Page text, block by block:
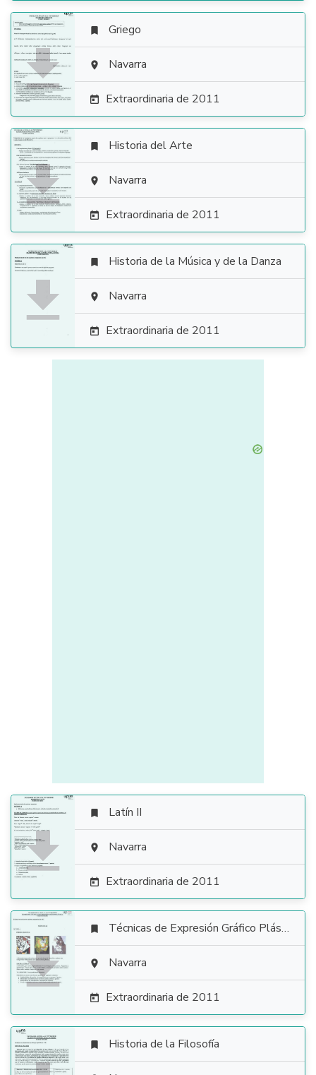

 Griego
 Navarra
 Extraordinaria de 2011

 Historia del Arte
 Navarra
 Extraordinaria de 2011

 Historia de la Música y de la Danza
 Navarra
 Extraordinaria de 2011

 Latín II
 Navarra
 Extraordinaria de 2011

 Técnicas de Expresión Gráfico Plástica
 Navarra
 Extraordinaria de 2011
 Historia de la Filosofía